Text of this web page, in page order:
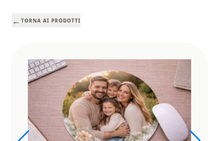
← TORNA AI PRODOTTI